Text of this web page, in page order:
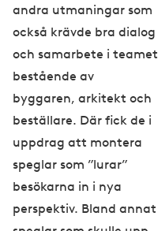
andra utmaningar som
också krävde bra dialog
och samarbete i teamet
bestående av
byggaren, arkitekt och
beställare. Där fick de i
uppdrag att montera
speglar som ”lurar”
besökarna in i nya
perspektiv. Bland annat